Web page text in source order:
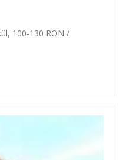
100-130 RON /